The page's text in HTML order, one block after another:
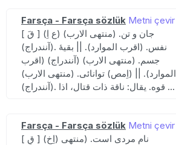
Farsça - Farsça sözlük Metni çevir
[ قَ ] (ع اِ) جان و تن. (منتهی الارب)
(آنندراج). نفس. (اقرب الموارد). || بقیهٔ
جسم. (منتهی الارب) (آنندراج) (اقرب
الموارد). || (اِمص) توانائی. (منتهی الارب)
(آنندراج). قوه. یقال: ناقة ذات قتال، اذا ...
Farsça - Farsça sözlük Metni çevir
[ قِ ] (اِخ) نام مردی است. (منتهی